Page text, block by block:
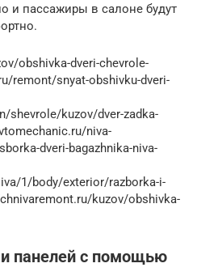
и пассажиры в салоне будут
obshivka-dveri-chevrole-
remont/snyat-obshivku-dveri-
shevrole/kuzov/dver-zadka-
niva-
dveri-bagazhnika-niva-
1/body/exterior/razborka-i-
kuzov/obshivka-
панелей с помощью